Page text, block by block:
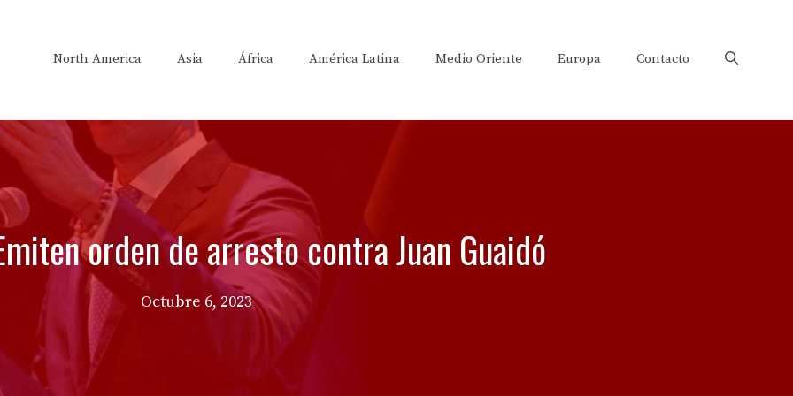
North America Asia África América Latina Medio Oriente Europa Contacto
orden de arresto contra Juan Guaidó
Octubre 6, 2023